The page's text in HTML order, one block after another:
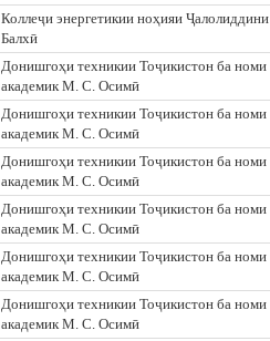
Коллеҷи энергетикии ноҳияи Ҷалолиддини
Балхӣ
Донишгоҳи техникии Тоҷикистон ба номи
академик М. С. Осимӣ
Донишгоҳи техникии Тоҷикистон ба номи
академик М. С. Осимӣ
Донишгоҳи техникии Тоҷикистон ба номи
академик М. С. Осимӣ
Донишгоҳи техникии Тоҷикистон ба номи
академик М. С. Осимӣ
Донишгоҳи техникии Тоҷикистон ба номи
академик М. С. Осимӣ
Донишгоҳи техникии Тоҷикистон ба номи
академик М. С. Осимӣ